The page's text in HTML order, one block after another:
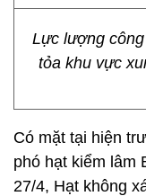
Lực lượng
tỏa khu vực
Có mặt tại hiện
phó hạt kiểm lâm
27/4, Hạt không